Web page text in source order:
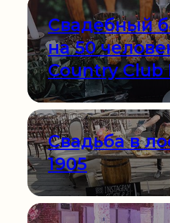
Свадебный
на 50
Country Club
Свадьба в
1905